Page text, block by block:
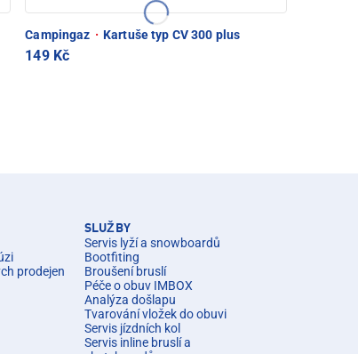
Campingaz · Kartuše typ CV 300 plus
149 Kč
prodejen
SLUŽBY
Servis lyží a snowboardů
Bootfiting
Broušení bruslí
Péče o obuv IMBOX
Analýza došlapu
Tvarování vložek do obuvi
Servis jízdních kol
Servis inline bruslí a